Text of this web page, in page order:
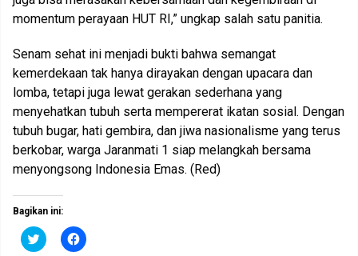
momentum perayaan HUT RI,” ungkap salah satu panitia.
Senam sehat ini menjadi bukti bahwa semangat
kemerdekaan tak hanya dirayakan dengan upacara dan
lomba, tetapi juga lewat gerakan sederhana yang
menyehatkan tubuh serta mempererat ikatan sosial. Dengan
tubuh bugar, hati gembira, dan jiwa nasionalisme yang terus
berkobar, warga Jaranmati 1 siap melangkah bersama
menyongsong Indonesia Emas. (Red)
Bagikan ini:
K
l
K
l